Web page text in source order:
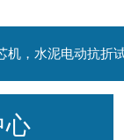
心